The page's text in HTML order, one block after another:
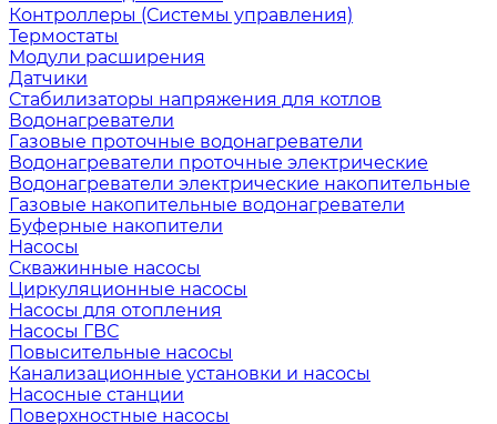
Контроллеры (Системы управления)
Термостаты
Модули расширения
Датчики
Стабилизаторы напряжения для котлов
Водонагреватели
Газовые проточные водонагреватели
Водонагреватели проточные электрические
Водонагреватели электрические накопительные
Газовые накопительные водонагреватели
Буферные накопители
Насосы
Скважинные насосы
Циркуляционные насосы
Насосы для отопления
Насосы ГВС
Повысительные насосы
Канализационные установки и насосы
Насосные станции
Поверхностные насосы